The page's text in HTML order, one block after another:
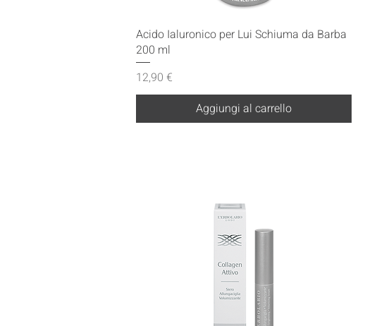
Vista rapida
Acido Ialuronico per Lui Schiuma da Barba
200 ml
Prezzo
12,90 €
Aggiungi al carrello